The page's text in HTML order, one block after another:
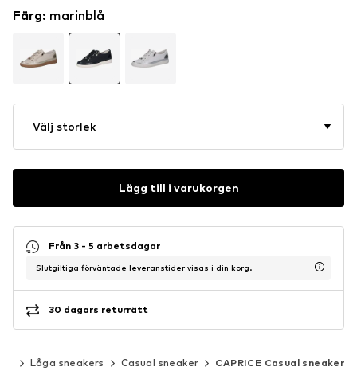
Färg: marinblå
Välj storlek
Lägg till i varukorgen
Från 3 - 5 arbetsdagar
Slutgiltiga förväntade leveranstider visas i din korg.
30 dagars returrätt
Låga sneakers Casual sneaker CAPRICE Casual sneaker